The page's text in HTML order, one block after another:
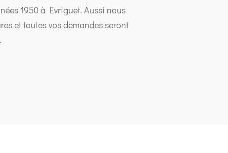
1950 à Evriguet. Aussi nous
et toutes vos demandes seront